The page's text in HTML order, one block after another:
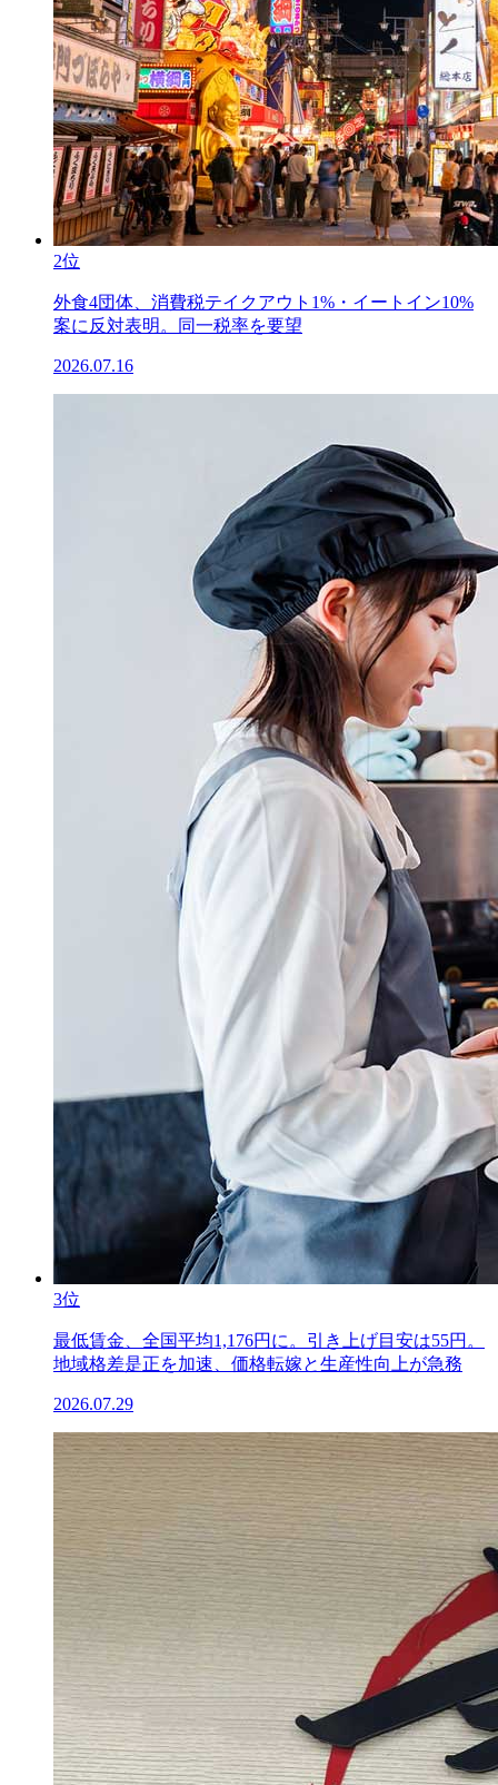
2位
外食4団体、消費税テイクアウト1%・イートイン10%
案に反対表明。同一税率を要望
2026.07.16
3位
最低賃金、全国平均1,176円に。引き上げ目安は55円。
地域格差是正を加速、価格転嫁と生産性向上が急務
2026.07.29